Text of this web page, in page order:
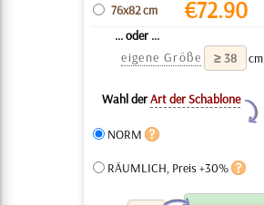
76x82 cm €72.90
... oder ...
eigene Größe
cm
Wahl derArt der Schablone
Y
NORM
RÄUMLICH, Preis +30%